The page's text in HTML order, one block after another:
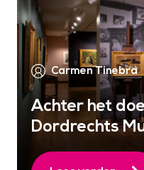
Carmen Tinebra
Achter het
Dordrechts